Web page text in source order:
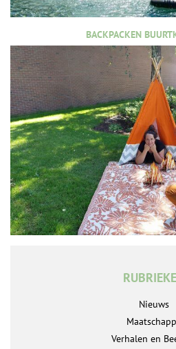
BACKPACKEN
Nieuws
Verhalen en